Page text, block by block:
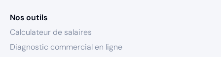
Nos outils
Calculateur de salaires
Diagnostic commercial en ligne